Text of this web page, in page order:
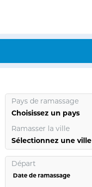
Pays de ramassage
Choisissez un pays
Ramasser la ville
Sélectionnez une ville
Départ
Date de ramassage